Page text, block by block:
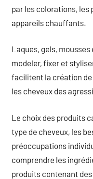
par les colorations, les
appareils chauffants.
Laques, gels,
modeler, fixer et
facilitent la création
les cheveux des
Le choix des produits
type de cheveux, les
préoccupations
comprendre les
produits contenant